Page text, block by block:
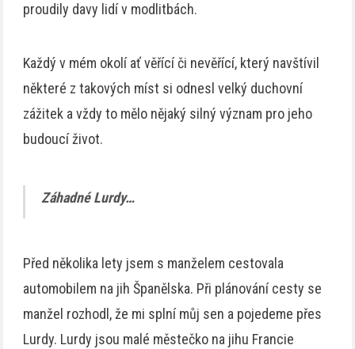
proudily davy lidí v modlitbách.
Každý v mém okolí ať věřící či nevěřící, který navštívil
některé z takových míst si odnesl velký duchovní
zážitek a vždy to mělo nějaký silný význam pro jeho
budoucí život.
Záhadné Lurdy…
Před několika lety jsem s manželem cestovala
automobilem na jih Španělska. Při plánování cesty se
manžel rozhodl, že mi splní můj sen a pojedeme přes
Lurdy. Lurdy jsou malé městečko na jihu Francie